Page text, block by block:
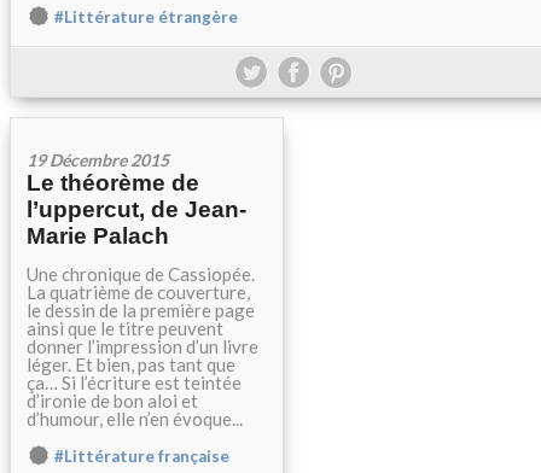
#Littérature étrangère
19 Décembre 2015
Le théorème de
l’uppercut, de Jean-
Marie Palach
Une chronique de Cassiopée.
La quatrième de couverture,
le dessin de la première page
ainsi que le titre peuvent
donner l’impression d’un livre
léger. Et bien, pas tant que
ça… Si l’écriture est teintée
d’ironie de bon aloi et
d’humour, elle n’en évoque...
#Littérature française